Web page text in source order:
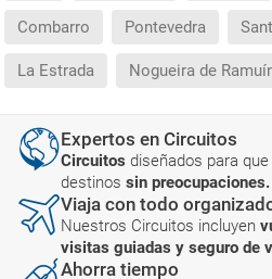
Combarro Pontevedra
La Estrada Nogueira de
Expertos en Circuitos
Circuitos diseñados para
destinos sin preocupaciones.
Viaja con todo
Nuestros Circuitos incluyen
visitas guiadas y seguro de
Ahorra tiempo